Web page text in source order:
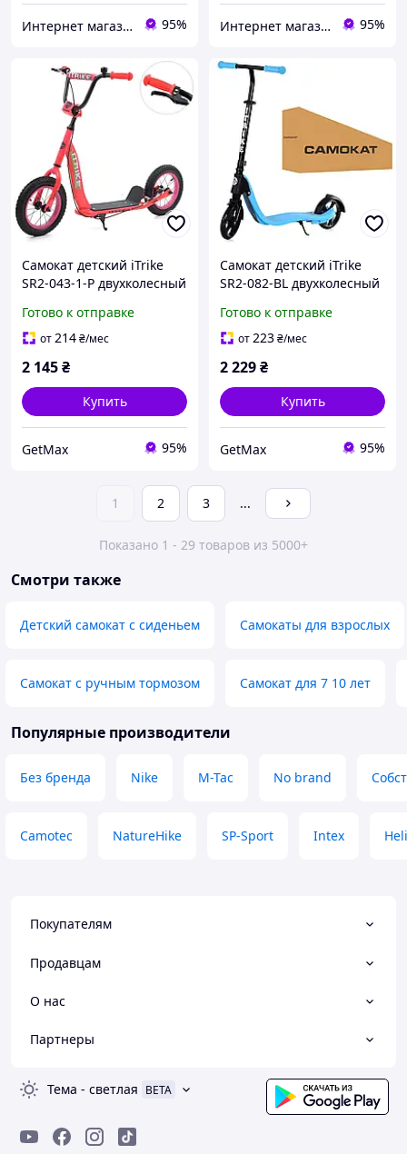
Интернет магазин детских товаров Sophie-shop 95% Интернет магазин детских товаров Sophie-shop 95%
Самокат детский iTrike
SR2-043-1-P двухколесный
Готово к отправке
от214₴/мес
2 145₴
Купить
GetMax 95%
Самокат детский iTrike
SR2-082-BL двухколесный
Готово к отправке
от223₴/мес
2 229₴
Купить
GetMax 95%
1 2 3 ...
Показано 1 - 29 товаров из 5000+
Смотри также
Детский самокат с сиденьем Самокаты для взрослых
Самокат с ручным тормозом Самокат для 7 10 лет
Популярные производители
Без бренда Nike M-Tac No brand
Camotec NatureHike SP-Sport Intex
Покупателям
Продавцам
О нас
Партнеры
Тема - светлая BETA